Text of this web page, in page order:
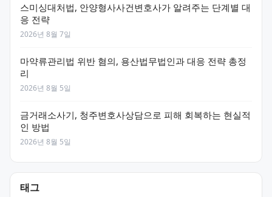
스미싱대처법, 안양형사사건변호사가 알려주는 단계별 대
응 전략
2026년 8월 7일
마약류관리법 위반 혐의, 용산법무법인과 대응 전략 총정
리
2026년 8월 5일
금거래소사기, 청주변호사상담으로 피해 회복하는 현실적
인 방법
2026년 8월 5일
태그